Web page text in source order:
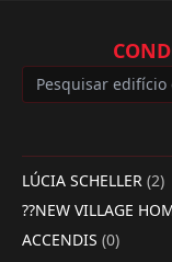
LÚCIA SCHELLER (2)
??NEW VILLAGE
ACCENDIS (0)